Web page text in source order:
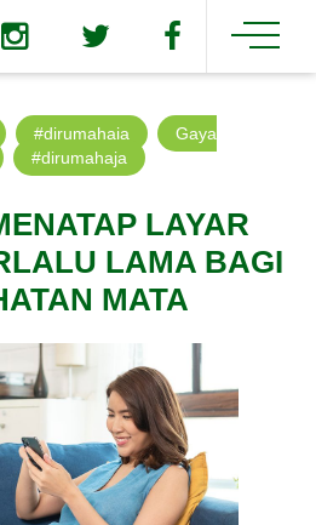
#dirumahaja
Gaya
#dirumahaja
LAYAR
LAMA BAGI
MATA